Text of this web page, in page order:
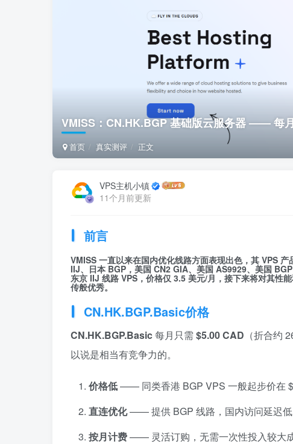
VMISS：CN.HK.BGP 基础版云服务器 —— 每
首页 真实测评 正文
VPS主机小镇
11个月前更新
前言
VMISS 一直以来在国内优化线路方面表现出色，其 VPS
IIJ、日本 BGP， 美国 CN2 GIA、美国 AS9929、美国
东京 IIJ 线路 VPS ，价格仅 3.5 美元/月 ，接下来将对其性
传般优秀。
CN.HK.BGP.Basic价格
CN.HK.BGP.Basic每月只需 $5.00 CAD （折合约
以说是相当有竞争力的。
价格低—— 同类香港 BGP VPS 一般起步价在
直连优化—— 提供 BGP 线路，国内访问延迟低
按月计费—— 灵活订购，无需一次性投入较大成